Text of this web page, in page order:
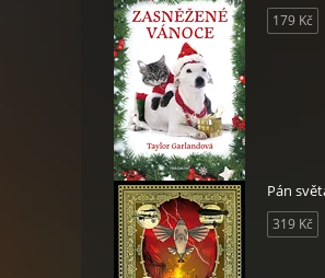
179 Kč
Pán
319 Kč